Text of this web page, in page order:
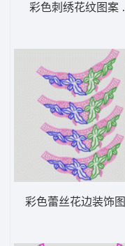
彩色刺绣花纹图案
彩色蕾丝花边装饰